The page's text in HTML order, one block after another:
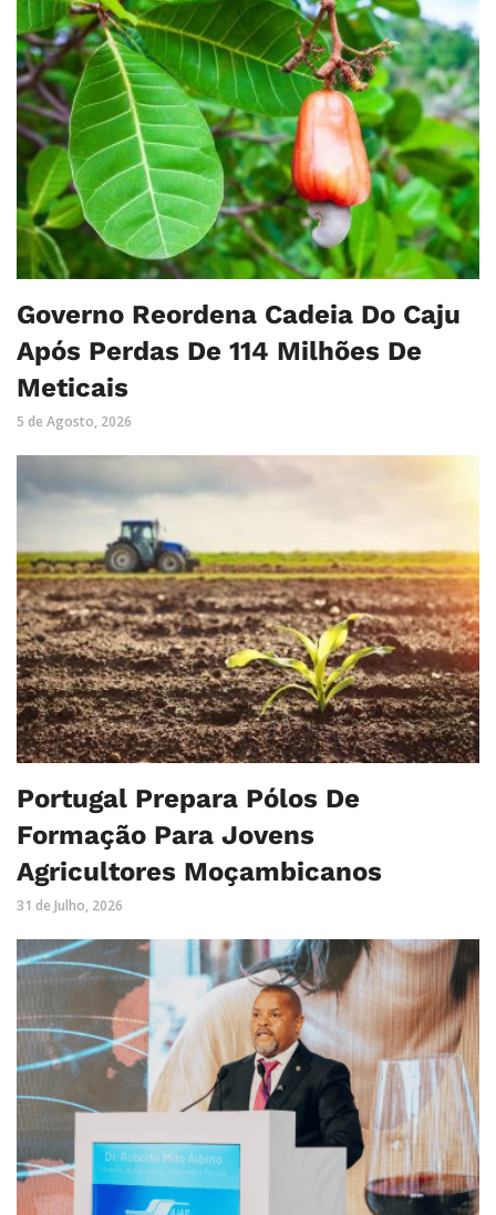
Governo Reordena Cadeia Do Caju
Após Perdas De 114 Milhões De
Meticais
5 de Agosto, 2026
Portugal Prepara Pólos De
Formação Para Jovens
Agricultores Moçambicanos
31 de Julho, 2026